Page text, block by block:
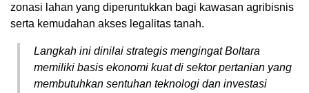
zonasi lahan yang diperuntukkan bagi kawasan agribisnis
serta kemudahan akses legalitas tanah.
Langkah ini dinilai strategis mengingat Boltara
memiliki basis ekonomi kuat di sektor pertanian yang
membutuhkan sentuhan teknologi dan investasi